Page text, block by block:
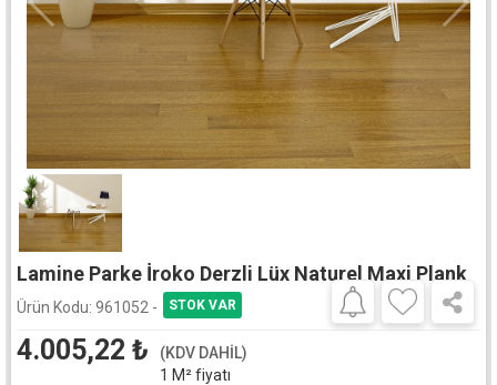
Lamine Parke İroko Derzli Lüx Naturel Maxi Plank
Ürün Kodu: 961052 -
4.005,22 ₺
(KDV DAHİL)
1 M² fiyatı